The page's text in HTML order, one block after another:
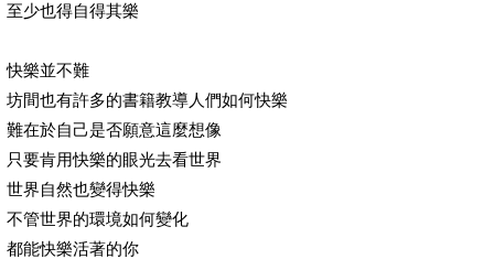
至少也得自得其樂
快樂並不難
坊間也有許多的書籍教導人們如何快樂
難在於自己是否願意這麼想像
只要肯用快樂的眼光去看世界
世界自然也變得快樂
不管世界的環境如何變化
都能快樂活著的你